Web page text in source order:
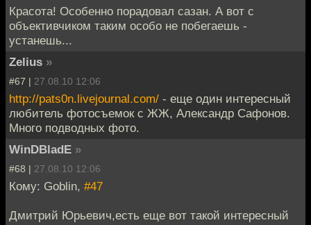
Красота! Особенно порадовал сазан. А вот с
объективчиком таким особо не побегаешь -
устанешь...
Zelius »
#67 | 27.08.10 12:06
http://pats0n.livejournal.com/ - еще один интересный
любитель фотосъемок с ЖЖ, Александр Сафонов.
Много подводных фото.
WinDBladE »
#68 | 27.08.10 12:06
Кому: Goblin, #47
Дмитрий Юрьевич,есть еще вот такой интересный